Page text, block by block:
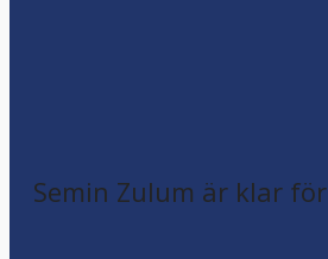
Semin Zulum är klar